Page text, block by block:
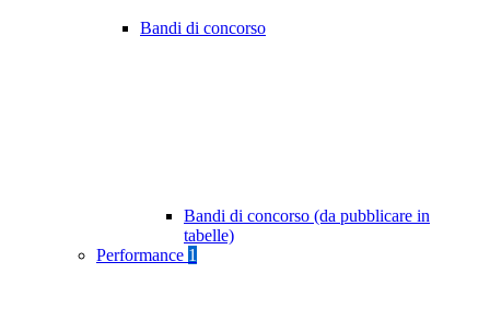
Bandi di concorso
Bandi di concorso (da pubblicare in
tabelle)
Performance 1